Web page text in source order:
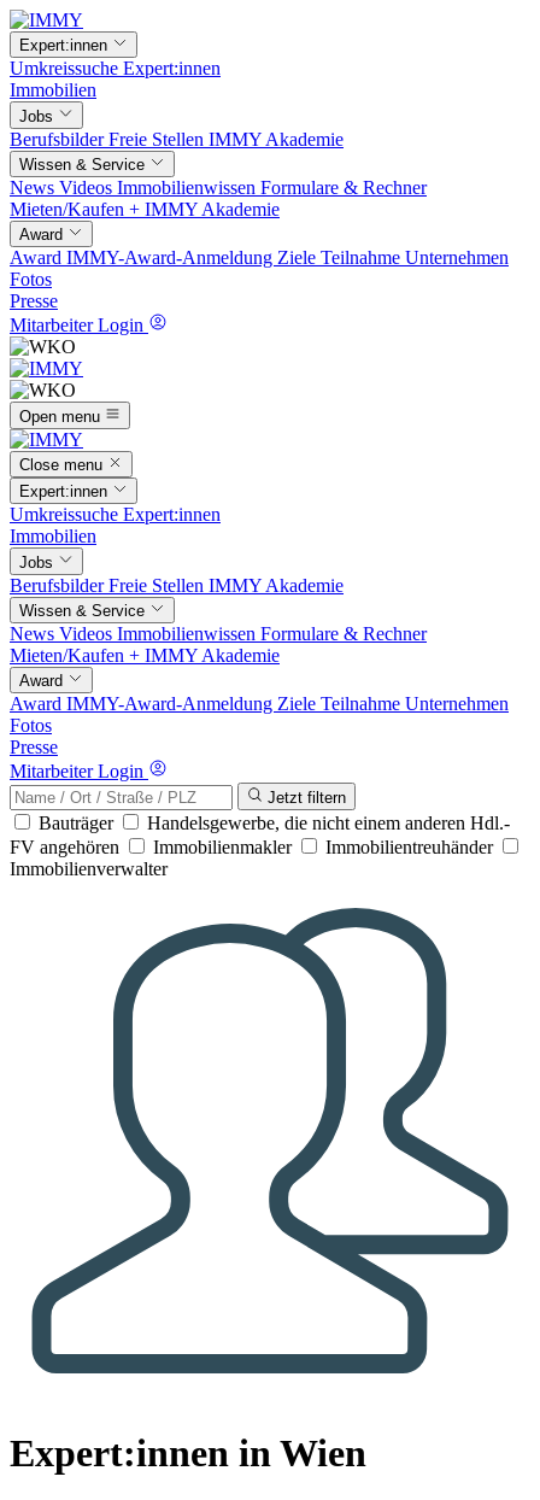
Expert:innen
Umkreissuche Expert:innen
Immobilien
Jobs
BerufsbilderFreie Stellen IMMY Akademie
Wissen & Service
News Videos Immobilienwissen Formulare & Rechner
Mieten/Kaufen + IMMY Akademie
Award
Award IMMY-Award-Anmeldung Ziele Teilnahme Unternehmen
Fotos
Presse
Mitarbeiter Login
Open menu
Close menu
Expert:innen
Umkreissuche Expert:innen
Immobilien
Jobs
BerufsbilderFreie Stellen IMMY Akademie
Wissen & Service
News Videos Immobilienwissen Formulare & Rechner
Mieten/Kaufen + IMMY Akademie
Award
Award IMMY-Award-Anmeldung Ziele Teilnahme Unternehmen
Fotos
Presse
Mitarbeiter Login
Jetzt filtern
Bauträger
Handelsgewerbe, die nicht einem anderen Hdl.-
FV angehören
Immobilienmakler
Immobilientreuhänder
Immobilienverwalter
Expert:innen in Wien